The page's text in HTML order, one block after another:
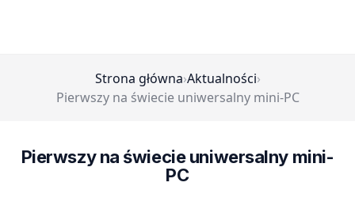
Strona główna›Aktualności›
Pierwszy na świecie uniwersalny mini-PC
Pierwszy na świecie uniwersalny mini-
PC